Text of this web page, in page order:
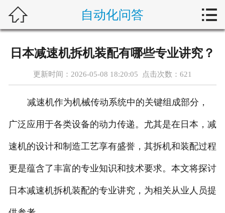
合作产品
服务案例
关于我们
联系我们
 自动化问答 
日本减速机拆机装配有哪些专业讲究？
更新时间：2026-05-08 18:20:05 点击次数： 621
减速机作为机械传动系统中的关键组成部分，
广泛应用于各类设备的动力传递。尤其是在日本，减
速机的设计和制造工艺享有盛誉，其拆机和装配过程
更是蕴含了丰富的专业知识和技术要求。本文将探讨
日本减速机拆机装配的专业讲究，为相关从业人员提